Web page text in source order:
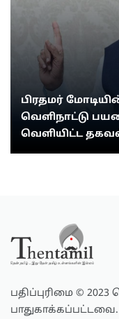
பிரதமர்
வெளிநாட்டு
வெளியிட்ட
பதிப்புரிமை ©
பாதுகாக்கப்பட்டவை.